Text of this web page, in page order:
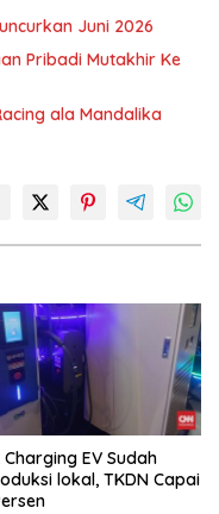
Juni 2026
Pribadi Mutakhir Ke
ala Mandalika
Charging EV Sudah
lokal, TKDN Capai